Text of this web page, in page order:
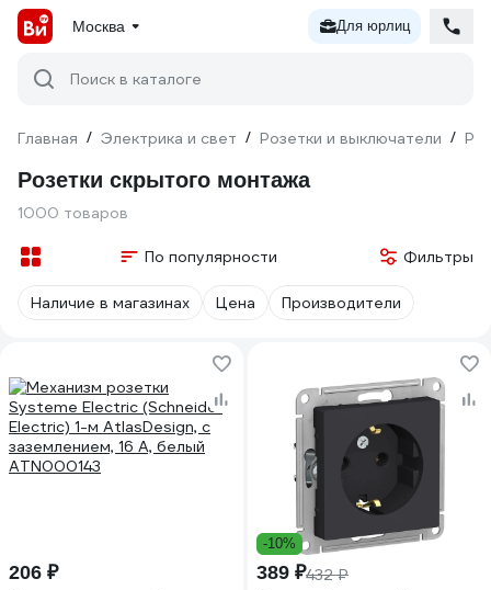
Москва Для юрлиц
Поиск в каталоге
Главная / Электрика и свет / Розетки и выключатели /
Розетки скрытого монтажа
1000 товаров
По популярности Фильтры
Наличие в магазинах Цена Производители
206 ₽
-10%
389 ₽432 ₽